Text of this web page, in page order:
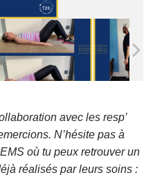
avec les resp’
N’hésite pas à
où tu peux retrouver un
réalisés par leurs soins :